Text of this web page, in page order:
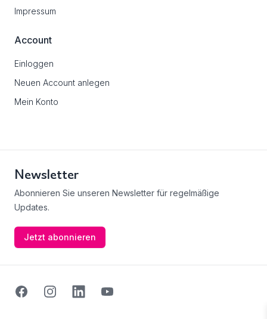
Impressum
Account
Einloggen
Neuen Account anlegen
Mein Konto
Newsletter
Abonnieren Sie unseren Newsletter für regelmäßige
Updates.
Jetzt abonnieren
FacebookInstagramLinkedinYoutube